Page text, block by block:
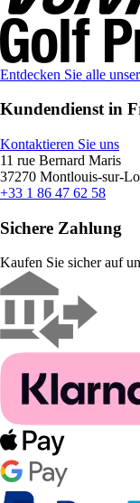
Entdecken Sie alle
Kundendienst in
Kontaktieren Sie uns
11 rue Bernard Maris
37270 Montlouis-sur-
+33 1 86 47 62 58
Sichere Zahlung
Kaufen Sie sicher auf